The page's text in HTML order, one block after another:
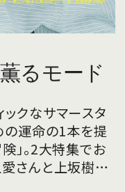
るモード
クなサマースタ
の運命の1本を提
」。2大特集でお
さんと上坂樹里